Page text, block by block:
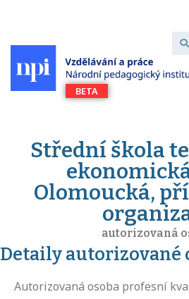
Střední škola
Olomoucká,
autorizovaná
Detaily autorizované
Autorizovaná osoba profesní